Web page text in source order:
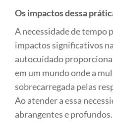
Os impactos dessa
A necessidade de tempo
impactos significativos
autocuidado proporciona
em um mundo onde a
sobrecarregada pelas
Ao atender a essa
abrangentes e profundos.